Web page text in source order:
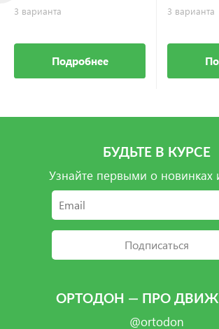
3 варианта
Подробнее
3 варианта
БУДЬТЕ В КУРСЕ
Узнайте первыми о новинках
Подписаться
ОРТОДОН — ПРО
@ortodon